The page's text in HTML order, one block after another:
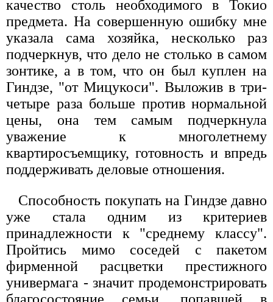
качество столь необходимого в Токио
предмета. На совершенную ошибку мне
указала сама хозяйка, несколько раз
подчеркнув, что дело не столько в самом
зонтике, а в том, что он был куплен на
Гиндзе, "от Мицукоси". Выложив в три-
четыре раза больше против нормальной
цены, она тем самым подчеркнула
уважение к многолетнему
квартиросъемщику, готовность и впредь
поддерживать деловые отношения.
Способность покупать на Гиндзе давно
уже стала одним из критериев
принадлежности к "среднему классу".
Пройтись мимо соседей с пакетом
фирменной расцветки престижного
универмага - значит продемонстрировать